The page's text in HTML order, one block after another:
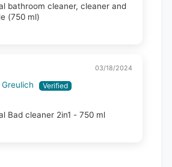
bathroom cleaner, cleaner and
(750 ml)
03/18/2024
Bad cleaner 2in1 - 750 ml